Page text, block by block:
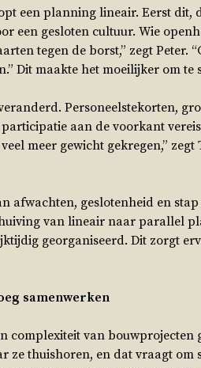
een planning lineair. Eerst dit,
een gesloten cultuur. Wie
tegen de borst,” zegt Peter.
Dit maakte het moeilijker om
Personeelstekorten,
aan de voorkant
meer gewicht gekregen,”
afwachten, geslotenheid en
van lineair naar parallel
georganiseerd. Dit zorgt
samenwerken
complexiteit van bouwprojecten
ze thuishoren, en dat vraagt